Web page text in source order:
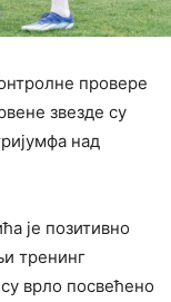
провере
звезде су
над
је позитивно
тренинг
врло посвећено